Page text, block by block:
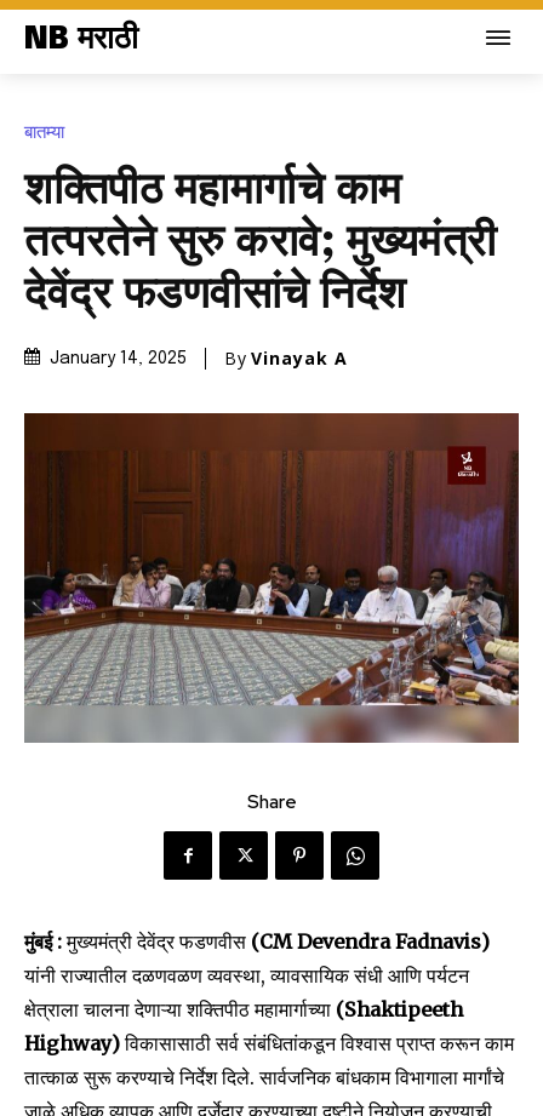
NB मराठी
बातम्या
शक्तिपीठ महामार्गाचे काम
तत्परतेने सुरु करावे; मुख्यमंत्री
देवेंद्र फडणवीसांचे निर्देश
January 14, 2025 By Vinayak A
Share
मुंबई :मुख्यमंत्री देवेंद्र फडणवीस (CM Devendra Fadnavis)
यांनी राज्यातील दळणवळण व्यवस्था, व्यावसायिक संधी आणि पर्यटन
क्षेत्राला चालना देणाऱ्या शक्तिपीठ महामार्गाच्या (Shaktipeeth
Highway)विकासासाठी सर्व संबंधितांकडून विश्वास प्राप्त करून काम
तात्काळ सुरू करण्याचे निर्देश दिले. सार्वजनिक बांधकाम विभागाला मार्गांचे